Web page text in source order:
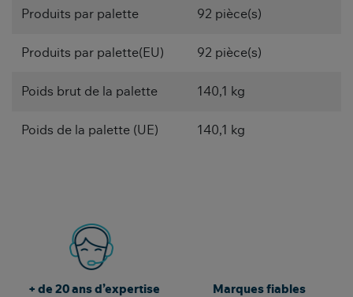
Produits par palette 92 pièce(s)
Produits par palette(EU) 92 pièce(s)
Poids brut de la palette 140,1 kg
Poids de la palette (UE) 140,1 kg
+ de 20 ans d’expertise Marques fiables